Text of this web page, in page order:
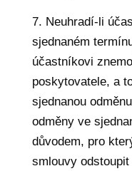
7. Neuhradí-li
sjednaném
účastníkovi
poskytovatele, a
sjednanou
odměny ve
důvodem, pro
smlouvy